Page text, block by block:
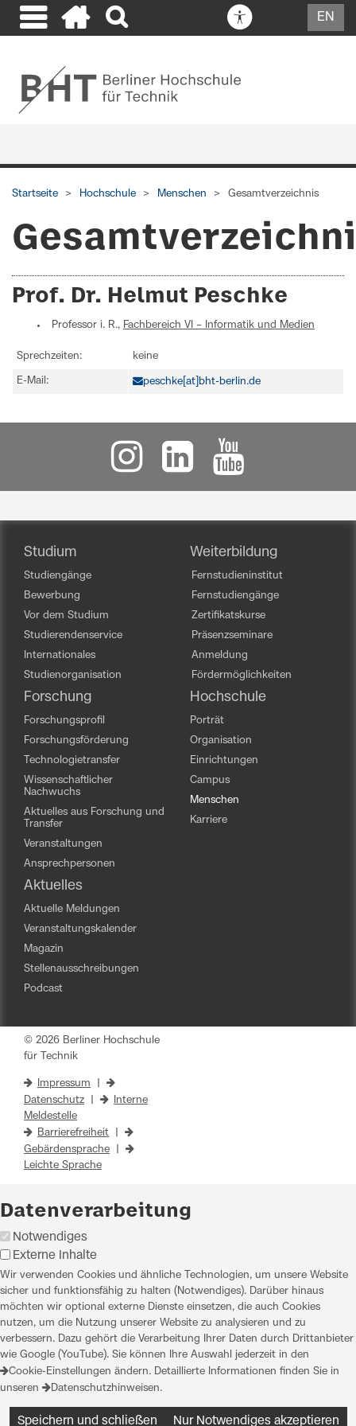
EN
Startseite Hochschule Menschen Gesamtverzeichnis
Prof. Dr. Helmut Peschke
Professor i. R., Fachbereich VI – Informatik und Medien
Sprechzeiten: keine
E-Mail: peschke[at]bht-berlin.de
Studium
Studiengänge
Bewerbung
Vor dem Studium
Studierendenservice
Internationales
Studienorganisation
Weiterbildung
Fernstudieninstitut
Fernstudiengänge
Zertifikatskurse
Präsenzseminare
Anmeldung
Fördermöglichkeiten
Forschung
Forschungsprofil
Forschungsförderung
Technologietransfer
Wissenschaftlicher
Nachwuchs
Aktuelles aus Forschung und
Transfer
Veranstaltungen
Ansprechpersonen
Hochschule
Porträt
Organisation
Einrichtungen
Campus
Menschen
Karriere
Aktuelles
Aktuelle Meldungen
Veranstaltungskalender
Magazin
Stellenausschreibungen
Podcast
© 2026 Berliner Hochschule
für Technik
Impressum
Datenschutz
Interne
Meldestelle
Barrierefreiheit
Gebärdensprache
Leichte Sprache
Datenverarbeitung
Notwendiges
Externe Inhalte
Wir verwenden Cookies und ähnliche Technologien, um unsere Website
sicher und funktionsfähig zu halten (Notwendiges). Darüber hinaus
möchten wir optional externe Dienste einsetzen, die auch Cookies
nutzen, um die Nutzung unserer Website zu analysieren und zu
verbessern. Dazu gehört die Verarbeitung Ihrer Daten durch Drittanbieter
wie Google (YouTube). Sie können Ihre Auswahl jederzeit in den
Cookie-Einstellungen ändern. Detaillierte Informationen finden Sie in
unseren
Datenschutzhinweisen.
Speichern und schließen Nur Notwendiges akzeptieren